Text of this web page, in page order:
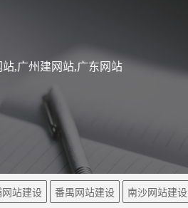
,广州建网站,广东网站
网站建设 番禺网站建设 南沙网站建设